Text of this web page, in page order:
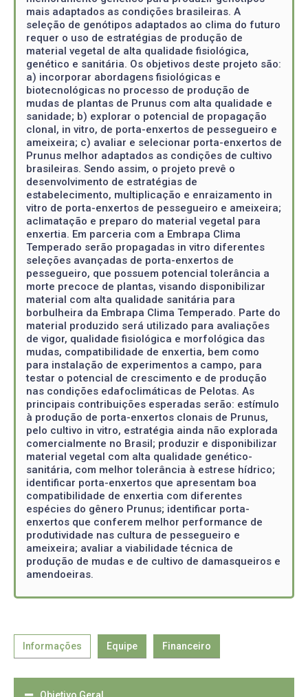
mais adaptados as condições brasileiras. A
seleção de genótipos adaptados ao clima do futuro
requer o uso de estratégias de produção de
material vegetal de alta qualidade fisiológica,
genético e sanitária. Os objetivos deste projeto são:
a) incorporar abordagens fisiológicas e
biotecnológicas no processo de produção de
mudas de plantas de Prunus com alta qualidade e
sanidade; b) explorar o potencial de propagação
clonal, in vitro, de porta-enxertos de pessegueiro e
ameixeira; c) avaliar e selecionar porta-enxertos de
Prunus melhor adaptados as condições de cultivo
brasileiras. Sendo assim, o projeto prevê o
desenvolvimento de estratégias de
estabelecimento, multiplicação e enraizamento in
vitro de porta-enxertos de pessegueiro e ameixeira;
aclimatação e preparo do material vegetal para
enxertia. Em parceria com a Embrapa Clima
Temperado serão propagadas in vitro diferentes
seleções avançadas de porta-enxertos de
pessegueiro, que possuem potencial tolerância a
morte precoce de plantas, visando disponibilizar
material com alta qualidade sanitária para
borbulheira da Embrapa Clima Temperado. Parte do
material produzido será utilizado para avaliações
de vigor, qualidade fisiológica e morfológica das
mudas, compatibilidade de enxertia, bem como
para instalação de experimentos a campo, para
testar o potencial de crescimento e de produção
nas condições edafoclimáticas de Pelotas. As
principais contribuições esperadas serão: estímulo
à produção de porta-enxertos clonais de Prunus,
pelo cultivo in vitro, estratégia ainda não explorada
comercialmente no Brasil; produzir e disponibilizar
material vegetal com alta qualidade genético-
sanitária, com melhor tolerância à estrese hídrico;
identificar porta-enxertos que apresentam boa
compatibilidade de enxertia com diferentes
espécies do gênero Prunus; identificar porta-
enxertos que conferem melhor performance de
produtividade nas cultura de pessegueiro e
ameixeira; avaliar a viabilidade técnica de
produção de mudas e de cultivo de damasqueiros e
amendoeiras.
Informações Equipe Financeiro